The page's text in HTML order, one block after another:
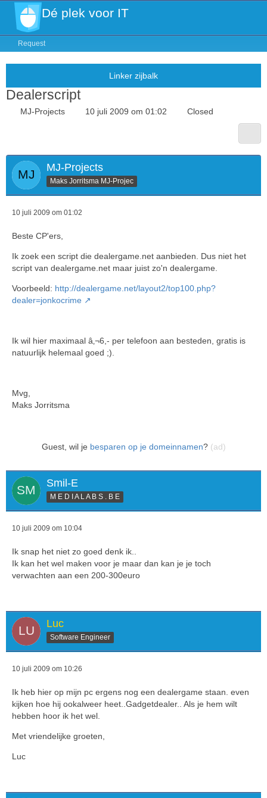
Dé plek voor IT
Request
Dealerscript
MJ-Projects 10 juli 2009 om 01:02 Closed
MJ-Projects
Maks Jorritsma MJ-Projec
10 juli 2009 om 01:02
Beste CP'ers,
Ik zoek een script die dealergame.net aanbieden. Dus niet het
script van dealergame.net maar juist zo'n dealergame.
Voorbeeld: http://dealergame.net/layout2/top100.php?
dealer=jonkocrime
Ik wil hier maximaal â‚¬6,- per telefoon aan besteden, gratis is
natuurlijk helemaal goed ;).
Mvg,
Maks Jorritsma
Guest, wil je besparen op je domeinnamen? (ad)
Smil-E
M E D I A L A B S . B E
10 juli 2009 om 10:04
Ik snap het niet zo goed denk ik..
Ik kan het wel maken voor je maar dan kan je je toch
verwachten aan een 200-300euro
Luc
Software Engineer
10 juli 2009 om 10:26
Ik heb hier op mijn pc ergens nog een dealergame staan. even
kijken hoe hij ookalweer heet..Gadgetdealer.. Als je hem wilt
hebben hoor ik het wel.
Met vriendelijke groeten,
Luc